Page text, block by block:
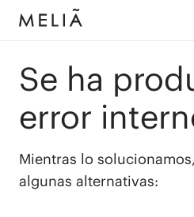
Se ha
error
Mientras lo
algunas alternativas: